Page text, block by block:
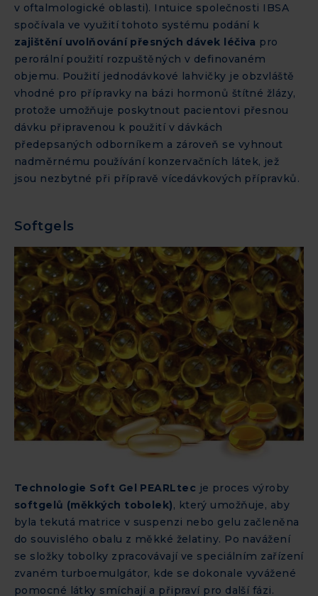
v oftalmologické oblasti). Intuice společnosti IBSA
spočívala ve využití tohoto systému podání k
zajištění uvolňování přesných dávek léčiva pro
perorální použití rozpuštěných v definovaném
objemu. Použití jednodávkové lahvičky je obzvláště
vhodné pro přípravky na bázi hormonů štítné žlázy,
protože umožňuje poskytnout pacientovi přesnou
dávku připravenou k použití v dávkách
předepsaných odborníkem a zároveň se vyhnout
nadměrnému používání konzervačních látek, jež
jsou nezbytné při přípravě vícedávkových přípravků.
Softgels
Technologie Soft Gel PEARLtec je proces výroby
softgelů (měkkých tobolek), který umožňuje, aby
byla tekutá matrice v suspenzi nebo gelu začleněna
do souvislého obalu z měkké želatiny. Po navážení
se složky tobolky zpracovávají ve speciálním zařízení
zvaném turboemulgátor, kde se dokonale vyvážené
pomocné látky smíchají a připraví pro další fázi.